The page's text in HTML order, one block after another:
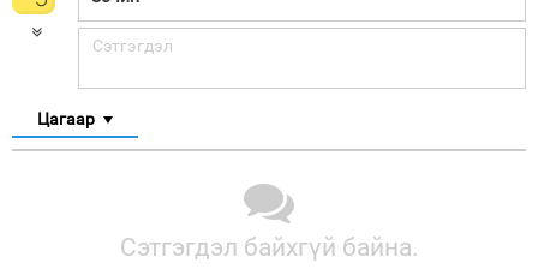
Цагаар
Сэтгэгдэл байхгүй байна.